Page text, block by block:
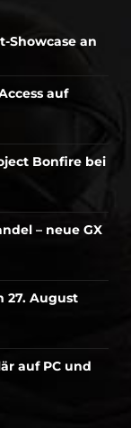
Showcase an
auf
Bonfire bei
– neue GX
27. August
auf PC und